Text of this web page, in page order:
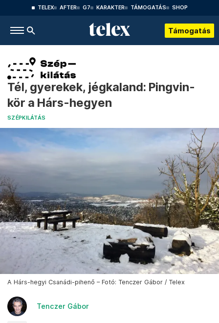
TELEX AFTER G7 KARAKTER TÁMOGATÁS SHOP
Támogatás
Tél, gyerekek, jégkaland: Pingvin-
kör a Hárs-hegyen
SZÉPKILÁTÁS
A Hárs-hegyi Csanádi-pihenő – Fotó: Tenczer Gábor / Telex
Tenczer Gábor